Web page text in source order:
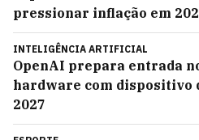
pressionar inflação em
INTELIGÊNCIA ARTIFICIAL
OpenAI prepara entrada
hardware com dispositivo
2027